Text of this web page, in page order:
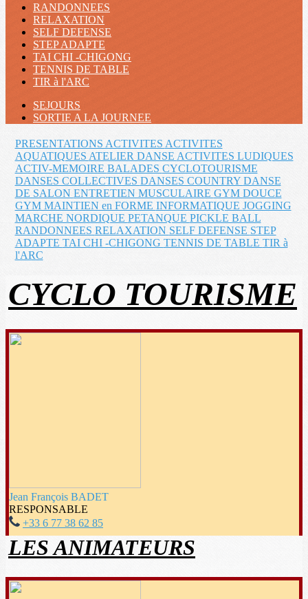
RANDONNEES
RELAXATION
SELF DEFENSE
STEP ADAPTE
TAI CHI -CHIGONG
TENNIS DE TABLE
TIR à l'ARC
SEJOURS
SORTIE A LA JOURNEE
PRESENTATIONS ACTIVITES ACTIVITES
AQUATIQUES ATELIER DANSE ACTIVITES LUDIQUES
ACTIV-MEMOIRE BALADES CYCLOTOURISME
DANSES COLLECTIVES DANSES COUNTRY DANSE
DE SALON ENTRETIEN MUSCULAIRE GYM DOUCE
GYM MAINTIEN en FORME INFORMATIQUE JOGGING
MARCHE NORDIQUE PETANQUE PICKLE BALL
RANDONNEES RELAXATION SELF DEFENSE STEP
ADAPTE TAI CHI -CHIGONG TENNIS DE TABLE TIR à
l'ARC
CYCLO TOURISME
Jean François BADET
RESPONSABLE
+33 6 77 38 62 85
LES ANIMATEURS